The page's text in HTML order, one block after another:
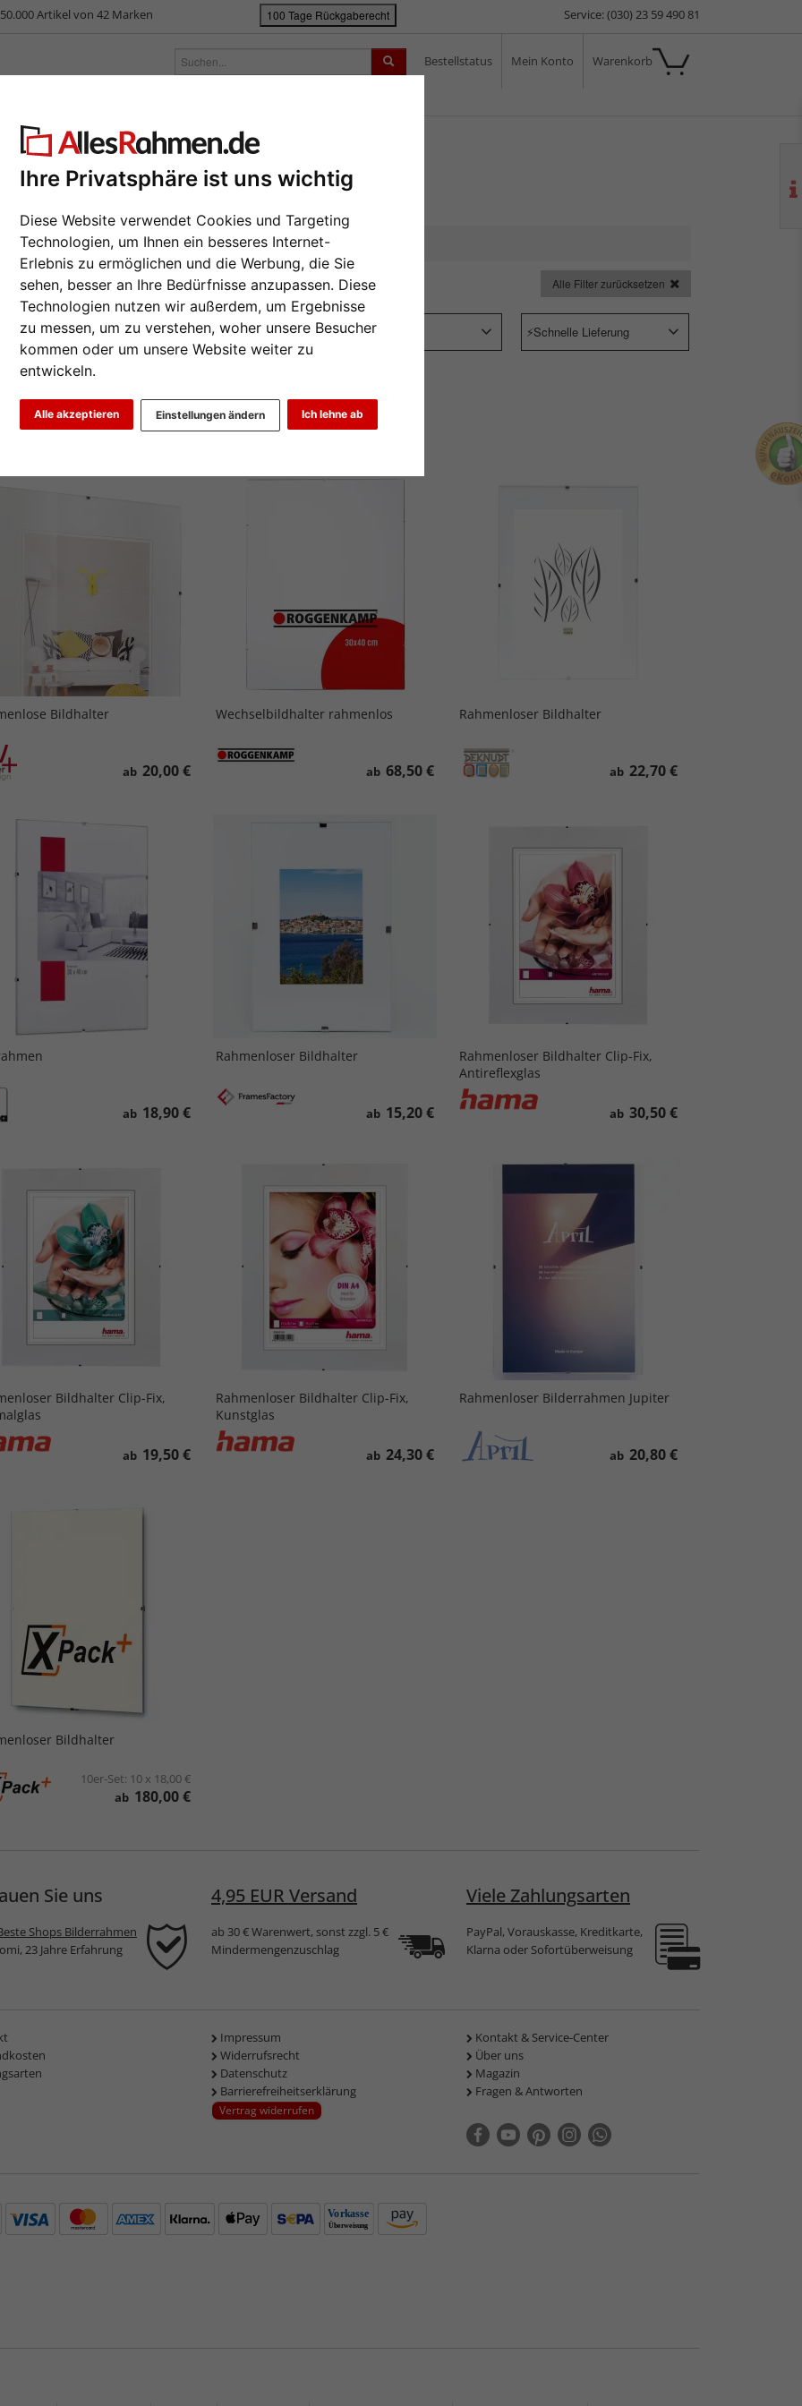
Ihre Privatsphäre ist uns wichtig
Diese Website verwendet Cookies und Targeting
Technologien, um Ihnen ein besseres Internet-
Erlebnis zu ermöglichen und die Werbung, die Sie
sehen, besser an Ihre Bedürfnisse anzupassen. Diese
Technologien nutzen wir außerdem, um Ergebnisse
zu messen, um zu verstehen, woher unsere Besucher
kommen oder um unsere Website weiter zu
entwickeln.
Alle akzeptieren Ich lehne ab
Einstellungen ändern
Artikel von 42 Marken 100 Tage Rückgaberecht Service: (030) 23 59 490 81
Bestellstatus Mein Konto Warenkorb
Shop Bilderrahmen Rahmenlose Bildhalter
im Format 50x70 cm
Alle Filter zurücksetzen
50x70
Marke Glasart Schnelle Lieferung
Preis aufsteigend Preis absteigend
Bildhalter
ab 20,00 €
Wechselbildhalter rahmenlos
ab 68,50 €
Rahmenloser Bildhalter
ab 22,70 €
ab 18,90 €
Rahmenloser Bildhalter
ab 15,20 €
Rahmenloser Bildhalter Clip-Fix,
Antireflexglas
ab 30,50 €
Bildhalter Clip-Fix,
ab 19,50 €
Rahmenloser Bildhalter Clip-Fix,
Kunstglas
ab 24,30 €
Rahmenloser Bilderrahmen Jupiter
ab 20,80 €
Bildhalter
10er-Set: 10 x 18,00 €
ab 180,00 €
Sie uns
Shops Bilderrahmen
23 Jahre Erfahrung
4,95 EUR Versand
ab 30 € Warenwert, sonst zzgl. 5 €
Mindermengenzuschlag
Viele Zahlungsarten
PayPal, Vorauskasse, Kreditkarte,
Klarna oder Sofortüberweisung
Impressum
Widerrufsrecht
Datenschutz
Barrierefreiheitserklärung
Vertrag widerrufen
Kontakt & Service-Center
Über uns
Magazin
Fragen & Antworten